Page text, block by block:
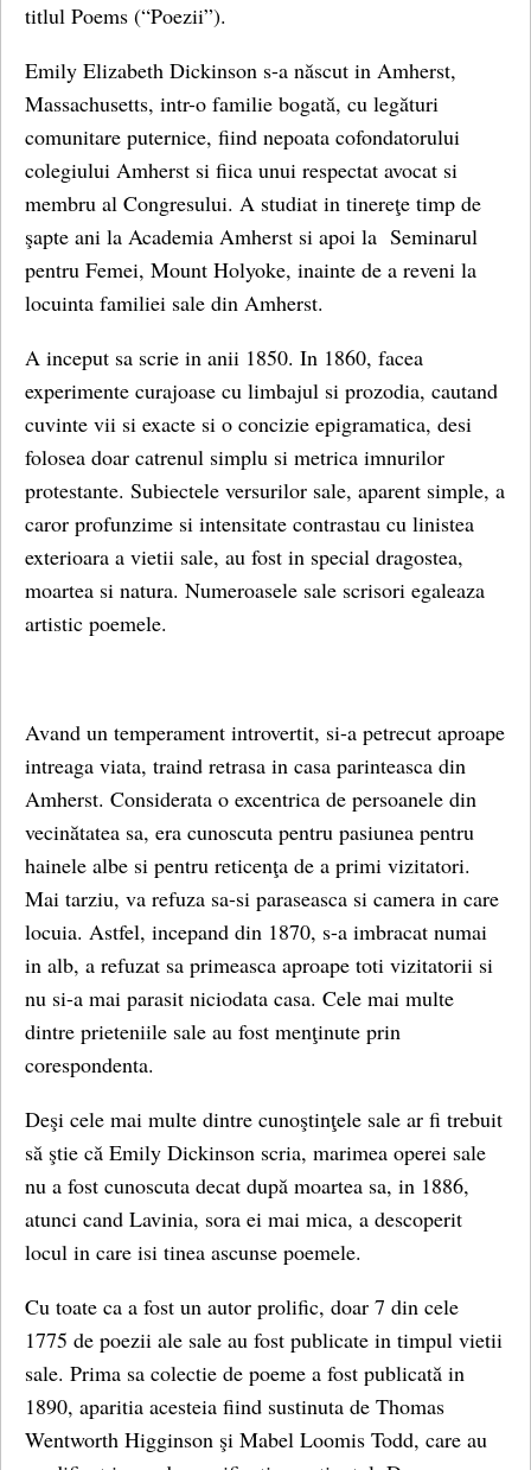
titlul Poems (“Poezii”).
Emily Elizabeth Dickinson s-a născut in Amherst,
Massachusetts, intr-o familie bogată, cu legături
comunitare puternice, fiind nepoata cofondatorului
colegiului Amherst si fiica unui respectat avocat si
membru al Congresului. A studiat in tinereţe timp de
şapte ani la Academia Amherst si apoi la Seminarul
pentru Femei, Mount Holyoke, inainte de a reveni la
locuinta familiei sale din Amherst.
A inceput sa scrie in anii 1850. In 1860, facea
experimente curajoase cu limbajul si prozodia, cautand
cuvinte vii si exacte si o concizie epigramatica, desi
folosea doar catrenul simplu si metrica imnurilor
protestante. Subiectele versurilor sale, aparent simple, a
caror profunzime si intensitate contrastau cu linistea
exterioara a vietii sale, au fost in special dragostea,
moartea si natura. Numeroasele sale scrisori egaleaza
artistic poemele.
Avand un temperament introvertit, si-a petrecut aproape
intreaga viata, traind retrasa in casa parinteasca din
Amherst. Considerata o excentrica de persoanele din
vecinătatea sa, era cunoscuta pentru pasiunea pentru
hainele albe si pentru reticenţa de a primi vizitatori.
Mai tarziu, va refuza sa-si paraseasca si camera in care
locuia. Astfel, incepand din 1870, s-a imbracat numai
in alb, a refuzat sa primeasca aproape toti vizitatorii si
nu si-a mai parasit niciodata casa. Cele mai multe
dintre prieteniile sale au fost menţinute prin
corespondenta.
Deşi cele mai multe dintre cunoştinţele sale ar fi trebuit
să ştie că Emily Dickinson scria, marimea operei sale
nu a fost cunoscuta decat după moartea sa, in 1886,
atunci cand Lavinia, sora ei mai mica, a descoperit
locul in care isi tinea ascunse poemele.
Cu toate ca a fost un autor prolific, doar 7 din cele
1775 de poezii ale sale au fost publicate in timpul vietii
sale. Prima sa colectie de poeme a fost publicată in
1890, aparitia acesteia fiind sustinuta de Thomas
Wentworth Higginson şi Mabel Loomis Todd, care au